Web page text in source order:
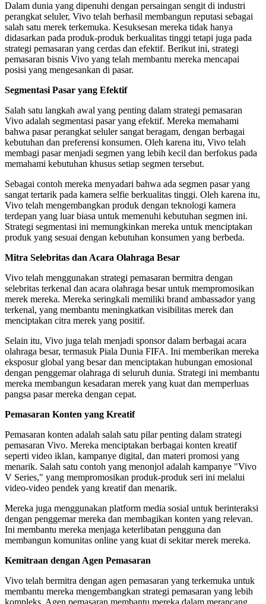
Dalam dunia yang dipenuhi dengan persaingan sengit di industri
perangkat seluler, Vivo telah berhasil membangun reputasi sebagai
salah satu merek terkemuka. Kesuksesan mereka tidak hanya
didasarkan pada produk-produk berkualitas tinggi tetapi juga pada
strategi pemasaran yang cerdas dan efektif. Berikut ini, strategi
pemasaran bisnis Vivo yang telah membantu mereka mencapai
posisi yang mengesankan di pasar.
Segmentasi Pasar yang Efektif
Salah satu langkah awal yang penting dalam strategi pemasaran
Vivo adalah segmentasi pasar yang efektif. Mereka memahami
bahwa pasar perangkat seluler sangat beragam, dengan berbagai
kebutuhan dan preferensi konsumen. Oleh karena itu, Vivo telah
membagi pasar menjadi segmen yang lebih kecil dan berfokus pada
memahami kebutuhan khusus setiap segmen tersebut.
Sebagai contoh mereka menyadari bahwa ada segmen pasar yang
sangat tertarik pada kamera selfie berkualitas tinggi. Oleh karena itu,
Vivo telah mengembangkan produk dengan teknologi kamera
terdepan yang luar biasa untuk memenuhi kebutuhan segmen ini.
Strategi segmentasi ini memungkinkan mereka untuk menciptakan
produk yang sesuai dengan kebutuhan konsumen yang berbeda.
Mitra Selebritas dan Acara Olahraga Besar
Vivo telah menggunakan strategi pemasaran bermitra dengan
selebritas terkenal dan acara olahraga besar untuk mempromosikan
merek mereka. Mereka seringkali memiliki brand ambassador yang
terkenal, yang membantu meningkatkan visibilitas merek dan
menciptakan citra merek yang positif.
Selain itu, Vivo juga telah menjadi sponsor dalam berbagai acara
olahraga besar, termasuk Piala Dunia FIFA. Ini memberikan mereka
eksposur global yang besar dan menciptakan hubungan emosional
dengan penggemar olahraga di seluruh dunia. Strategi ini membantu
mereka membangun kesadaran merek yang kuat dan memperluas
pangsa pasar mereka dengan cepat.
Pemasaran Konten yang Kreatif
Pemasaran konten adalah salah satu pilar penting dalam strategi
pemasaran Vivo. Mereka menciptakan berbagai konten kreatif
seperti video iklan, kampanye digital, dan materi promosi yang
menarik. Salah satu contoh yang menonjol adalah kampanye "Vivo
V Series," yang mempromosikan produk-produk seri ini melalui
video-video pendek yang kreatif dan menarik.
Mereka juga menggunakan platform media sosial untuk berinteraksi
dengan penggemar mereka dan membagikan konten yang relevan.
Ini membantu mereka menjaga keterlibatan pengguna dan
membangun komunitas online yang kuat di sekitar merek mereka.
Kemitraan dengan Agen Pemasaran
Vivo telah bermitra dengan agen pemasaran yang terkemuka untuk
membantu mereka mengembangkan strategi pemasaran yang lebih